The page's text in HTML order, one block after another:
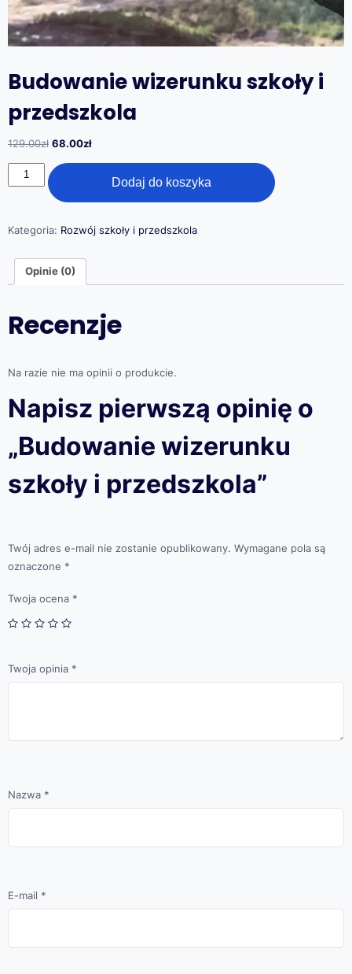
Budowanie wizerunku szkoły i
przedszkola
129.00zł Pierwotna
wynosiła:
68.00złAktualna
68.00zł.
ilość
Budowanie
wizerunku
i
Dodaj do koszyka
Kategoria: Rozwój szkoły i przedszkola
Opinie (0)
Recenzje
Na razie nie ma opinii o produkcie.
Napisz pierwszą opinię o
„Budowanie wizerunku
szkoły i przedszkola”
Twój adres e-mail nie zostanie opublikowany. Wymagane pola są
oznaczone *
Twoja ocena *
Twoja opinia *
Nazwa *
E-mail *